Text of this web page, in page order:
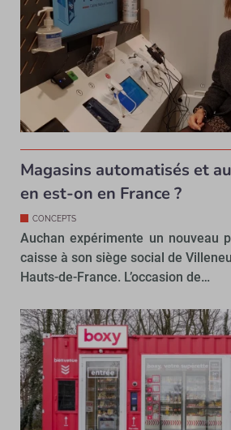
Magasins automatisés et
en est-on en France ?
CONCEPTS
Auchan expérimente un nouveau
caisse à son siège social de
Hauts-de-France. L’occasion de…